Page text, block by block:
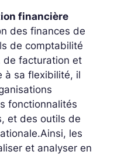
financière
des finances de
de comptabilité
de facturation et
à sa flexibilité, il
fonctionnalités
et des outils de
Ainsi, les
et analyser en